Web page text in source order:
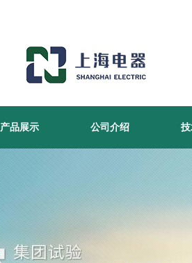
产品展示 公司介绍